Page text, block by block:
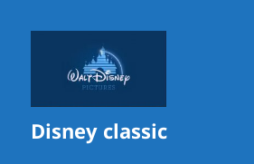
Disney classic